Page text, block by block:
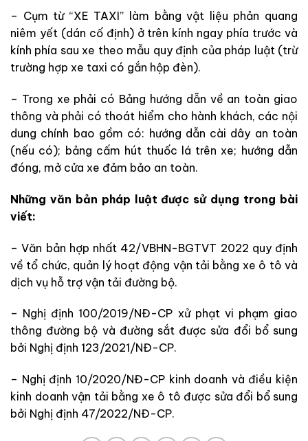
– Cụm từ “XE TAXI” làm bằng vật liệu phản quang
niêm yết (dán cố định) ở trên kính ngay phía trước và
kính phía sau xe theo mẫu quy định của pháp luật (trừ
trường hợp xe taxi có gắn hộp đèn).
– Trong xe phải có Bảng hướng dẫn về an toàn giao
thông và phải có thoát hiểm cho hành khách, các nội
dung chính bao gồm có: hướng dẫn cài dây an toàn
(nếu có); bảng cấm hút thuốc lá trên xe; hướng dẫn
đóng, mở cửa xe đảm bảo an toàn.
Những văn bản pháp luật được sử dụng trong bài
viết:
– Văn bản hợp nhất 42/VBHN-BGTVT 2022 quy định
về tổ chức, quản lý hoạt động vận tải bằng xe ô tô và
dịch vụ hỗ trợ vận tải đường bộ.
– Nghị định 100/2019/NĐ-CP xử phạt vi phạm giao
thông đường bộ và đường sắt được sửa đổi bổ sung
bởi Nghị định 123/2021/NĐ-CP.
– Nghị định 10/2020/NĐ-CP kinh doanh và điều kiện
kinh doanh vận tải bằng xe ô tô được sửa đổi bổ sung
bởi Nghị định 47/2022/NĐ-CP.